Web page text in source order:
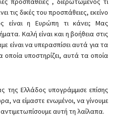
τις δικές του προσπάθειες, εκείνο
είναι η Ευρώπη τι κάνει; Μας
Καλή είναι και η βοήθεια στις
είναι να υπερασπίσει αυτά για τα
υποστηρίζει, αυτά τα οποία
της Ελλάδος υπογράμμισε επίσης
να είμαστε ενωμένοι, να γίνουμε
αυτή τη λαίλαπα.